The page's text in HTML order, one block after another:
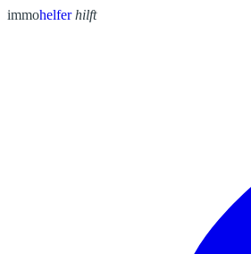
immohelfer hilft